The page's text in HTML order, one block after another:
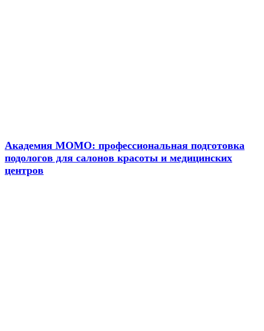
Академия МОМО: профессиональная подготовка
подологов для салонов красоты и медицинских
центров